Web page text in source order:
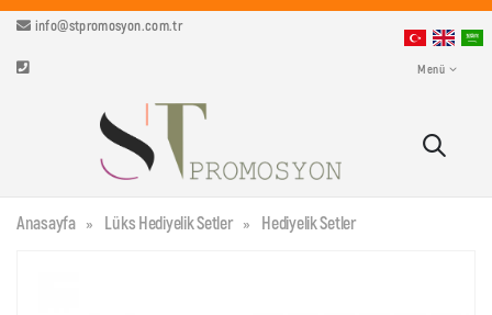
info@stpromosyon.com.tr
Menü
Anasayfa Lüks Hediyelik Setler Hediyelik Setler